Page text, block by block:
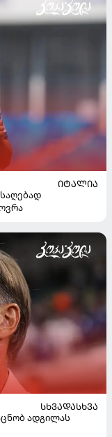
ᲘᲢᲐᲚᲘᲐ
ᲡᲮᲕᲐᲓᲐᲡᲮᲕᲐ
ადგილას